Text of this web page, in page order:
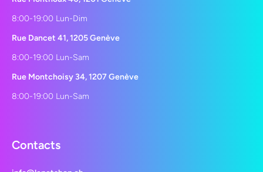
8:00-19:00 Lun-Dim
Rue Dancet 41, 1205 Genève
8:00-19:00 Lun-Sam
Rue Montchoisy 34, 1207 Genève
8:00-19:00 Lun-Sam
Contacts